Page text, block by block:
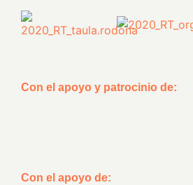
Con el apoyo y patrocinio de:
Con el apoyo de: